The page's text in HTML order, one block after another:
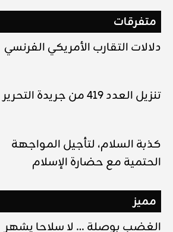
متفرقات
دلالات التقارب الأمريكي الفرنسي
تنزيل العدد 419 من جريدة التحرير
كذبة السلام، لتأجيل المواجهة
الحتمية مع حضارة الإسلام
مميز
الغضب بوصلة … لا سلاحا يشهر